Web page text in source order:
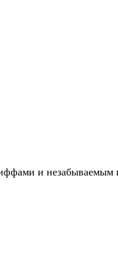
и незабываемым